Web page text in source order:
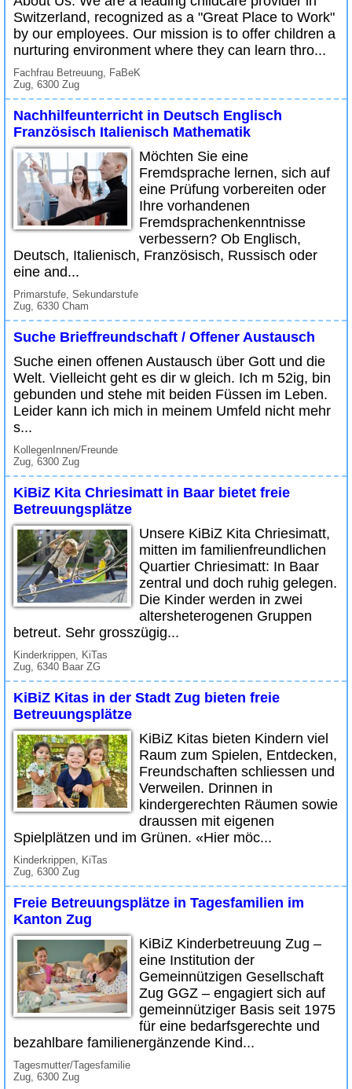
Switzerland, recognized as a "Great Place to Work"
by our employees. Our mission is to offer children a
nurturing environment where they can learn thro...
Fachfrau Betreuung, FaBeK
Zug, 6300 Zug
Nachhilfeunterricht in Deutsch Englisch
Französisch Italienisch Mathematik
Möchten Sie eine
Fremdsprache lernen, sich auf
eine Prüfung vorbereiten oder
Ihre vorhandenen
Fremdsprachenkenntnisse
verbessern? Ob Englisch,
Deutsch, Italienisch, Französisch, Russisch oder
eine and...
Primarstufe, Sekundarstufe
Zug, 6330 Cham
Suche Brieffreundschaft / Offener Austausch
Suche einen offenen Austausch über Gott und die
Welt. Vielleicht geht es dir w gleich. Ich m 52ig, bin
gebunden und stehe mit beiden Füssen im Leben.
Leider kann ich mich in meinem Umfeld nicht mehr
s...
KollegenInnen/Freunde
Zug, 6300 Zug
KiBiZ Kita Chriesimatt in Baar bietet freie
Betreuungsplätze
Unsere KiBiZ Kita Chriesimatt,
mitten im familienfreundlichen
Quartier Chriesimatt: In Baar
zentral und doch ruhig gelegen.
Die Kinder werden in zwei
altersheterogenen Gruppen
betreut. Sehr grosszügig...
Kinderkrippen, KiTas
Zug, 6340 Baar ZG
KiBiZ Kitas in der Stadt Zug bieten freie
Betreuungsplätze
KiBiZ Kitas bieten Kindern viel
Raum zum Spielen, Entdecken,
Freundschaften schliessen und
Verweilen. Drinnen in
kindergerechten Räumen sowie
draussen mit eigenen
Spielplätzen und im Grünen. «Hier möc...
Kinderkrippen, KiTas
Zug, 6300 Zug
Freie Betreuungsplätze in Tagesfamilien im
Kanton Zug
KiBiZ Kinderbetreuung Zug –
eine Institution der
Gemeinnützigen Gesellschaft
Zug GGZ – engagiert sich auf
gemeinnütziger Basis seit 1975
für eine bedarfsgerechte und
bezahlbare familienergänzende Kind...
Tagesmutter/Tagesfamilie
Zug, 6300 Zug